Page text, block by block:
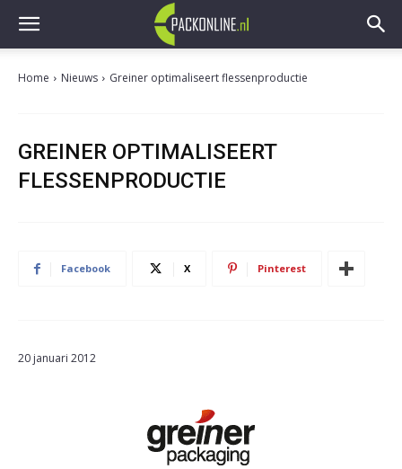
Home Nieuws Greiner optimaliseert flessenproductie
GREINER OPTIMALISEERT
FLESSENPRODUCTIE
Facebook X Pinterest
20 januari 2012